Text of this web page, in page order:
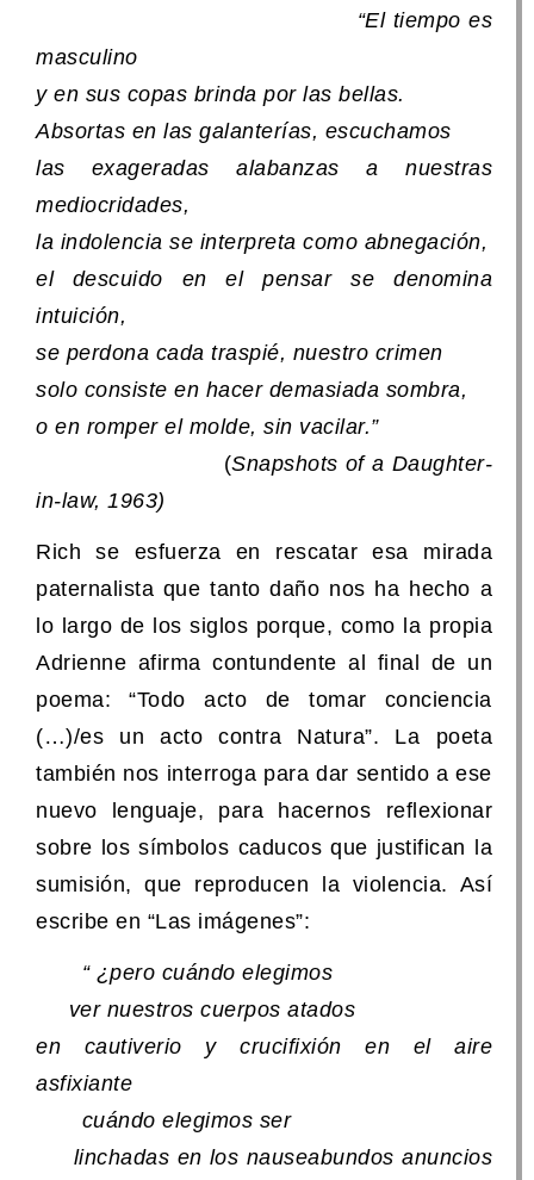
“El tiempo es
masculino
y en sus copas brinda por las bellas.
Absortas en las galanterías, escuchamos
las exageradas alabanzas a nuestras
mediocridades,
la indolencia se interpreta como abnegación,
el descuido en el pensar se denomina
intuición,
se perdona cada traspié, nuestro crimen
solo consiste en hacer demasiada sombra,
o en romper el molde, sin vacilar.”
(Snapshots of a Daughter-
in-law, 1963)
Rich se esfuerza en rescatar esa mirada
paternalista que tanto daño nos ha hecho a
lo largo de los siglos porque, como la propia
Adrienne afirma contundente al final de un
poema: “Todo acto de tomar conciencia
(…)/es un acto contra Natura”. La poeta
también nos interroga para dar sentido a ese
nuevo lenguaje, para hacernos reflexionar
sobre los símbolos caducos que justifican la
sumisión, que reproducen la violencia. Así
escribe en “Las imágenes”:
“ ¿pero cuándo elegimos
ver nuestros cuerpos atados
en cautiverio y crucifixión en el aire
asfixiante
cuándo elegimos ser
linchadas en los nauseabundos anuncios